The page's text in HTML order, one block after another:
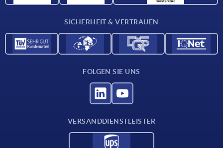
SICHERHEIT & VERTRAUEN
FOLGEN SIE UNS
VERSANDDIENSTLEISTER